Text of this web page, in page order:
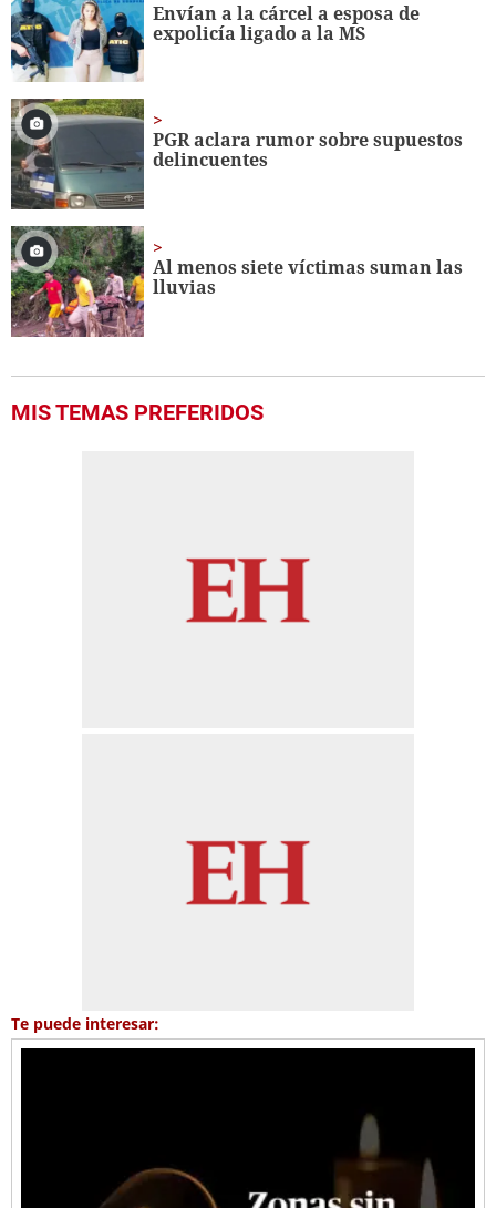
Envían a la cárcel a esposa de
expolicía ligado a la MS
PGR aclara rumor sobre supuestos
delincuentes
Al menos siete víctimas suman las
lluvias
MIS TEMAS PREFERIDOS
Te puede interesar: